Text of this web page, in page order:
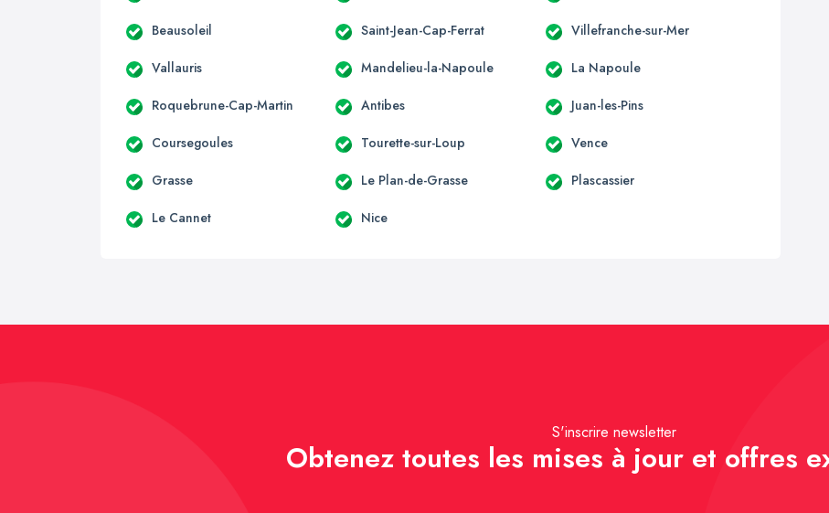
Beausoleil Saint-Jean-Cap-Ferrat Villefranche-sur-Mer
Vallauris Mandelieu-la-Napoule La Napoule
Roquebrune-Cap-Martin Antibes Juan-les-Pins
Coursegoules Tourette-sur-Loup Vence
Grasse Le Plan-de-Grasse Plascassier
Le Cannet Nice
S'inscrire newsletter
Obtenez toutes les mises à jour et offres